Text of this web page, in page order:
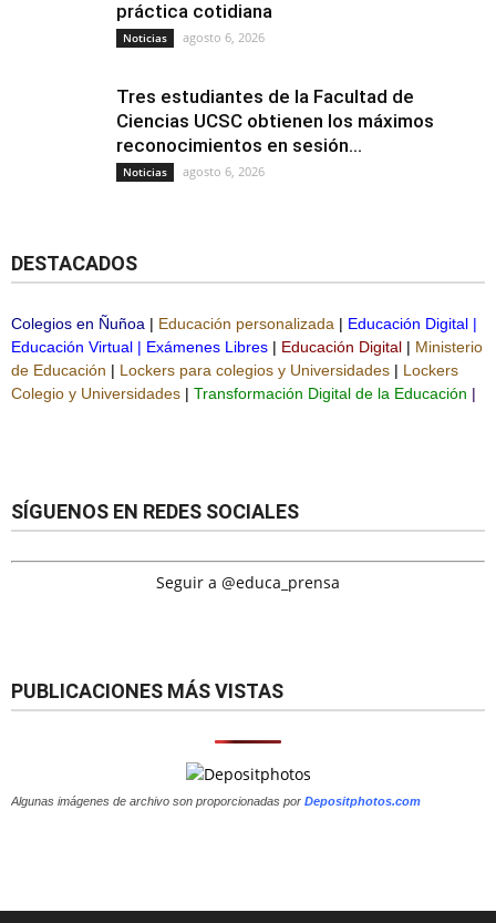
práctica cotidiana
Noticias agosto 6, 2026
Tres estudiantes de la Facultad de
Ciencias UCSC obtienen los máximos
reconocimientos en sesión...
Noticias agosto 6, 2026
DESTACADOS
Colegios en Ñuñoa | Educación personalizada | Educación Digital |
Educación Virtual | Exámenes Libres | Educación Digital | Ministerio
de Educación | Lockers para colegios y Universidades | Lockers
Colegio y Universidades | Transformación Digital de la Educación |
SÍGUENOS EN REDES SOCIALES
Seguir a @educa_prensa
PUBLICACIONES MÁS VISTAS
Algunas imágenes de archivo son proporcionadas por Depositphotos.com